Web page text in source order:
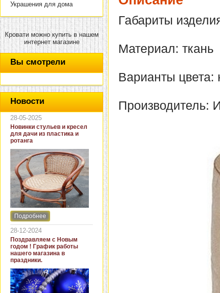
Украшения для дома
Кровати можно купить в нашем
интернет магазине
Вы смотрели
Новости
28-05-2025
Новинки стульев и кресел
для дачи из пластика и
ротанга
Интернет-магазин "Кровать
и диван" представляет
новинки стульев и кресел
для дачи. В ассортименте
представлены как
бюджетные модели из
пластика для дачи, так и
кресла для загородных
домов из натурального и
искусственного ротанга.
Подробнее
28-12-2024
Поздравляем с Новым
годом ! График работы
нашего магазина в
праздники.
Габариты
Материал: ткань
Варианты цвета:
Производитель: